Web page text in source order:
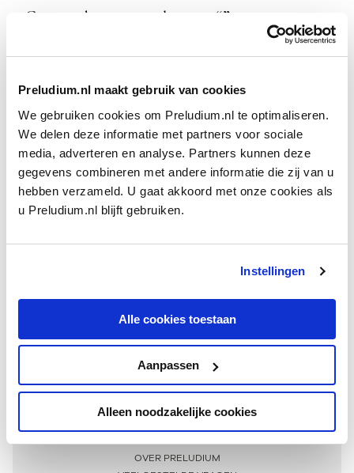
Preludium.nl maakt gebruik van cookies
We gebruiken cookies om Preludium.nl te optimaliseren.
We delen deze informatie met partners voor sociale
media, adverteren en analyse. Partners kunnen deze
gegevens combineren met andere informatie die zij van u
hebben verzameld. U gaat akkoord met onze cookies als
u Preludium.nl blijft gebruiken.
Instellingen
Alle cookies toestaan
Aanpassen
Alleen noodzakelijke cookies
Geen resultaten gevonden voor “”.
Meer informatie
OVER PRELUDIUM